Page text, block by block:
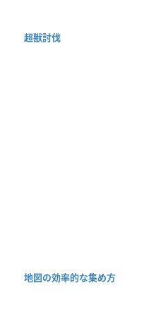
超獣討伐
地図の効率的な集め方